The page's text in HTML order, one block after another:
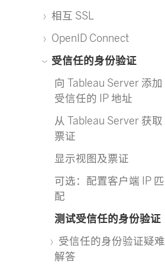
相互 SSL
OpenID Connect
受信任的身份验证
向 Tableau Server 添加
受信任的 IP 地址
从 Tableau Server 获取
票证
显示视图及票证
可选：配置客户端 IP 匹
配
测试受信任的身份验证
受信任的身份验证疑难
解答